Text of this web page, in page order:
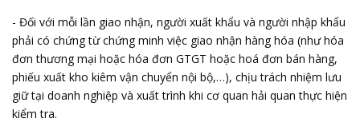
- Đối với mỗi lần giao nhận, người xuất khẩu và người nhập khẩu
phải có chứng từ chứng minh việc giao nhận hàng hóa (như hóa
đơn thương mại hoặc hóa đơn GTGT hoặc hoá đơn bán hàng,
phiếu xuất kho kiêm vận chuyển nội bộ,…), chịu trách nhiệm lưu
giữ tại doanh nghiệp và xuất trình khi cơ quan hải quan thực hiện
kiểm tra.